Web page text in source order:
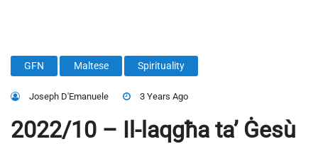
GFN Maltese Spirituality
Joseph D'Emanuele 3 Years Ago
2022/10 – Il-laqgħa ta’ Ġesù